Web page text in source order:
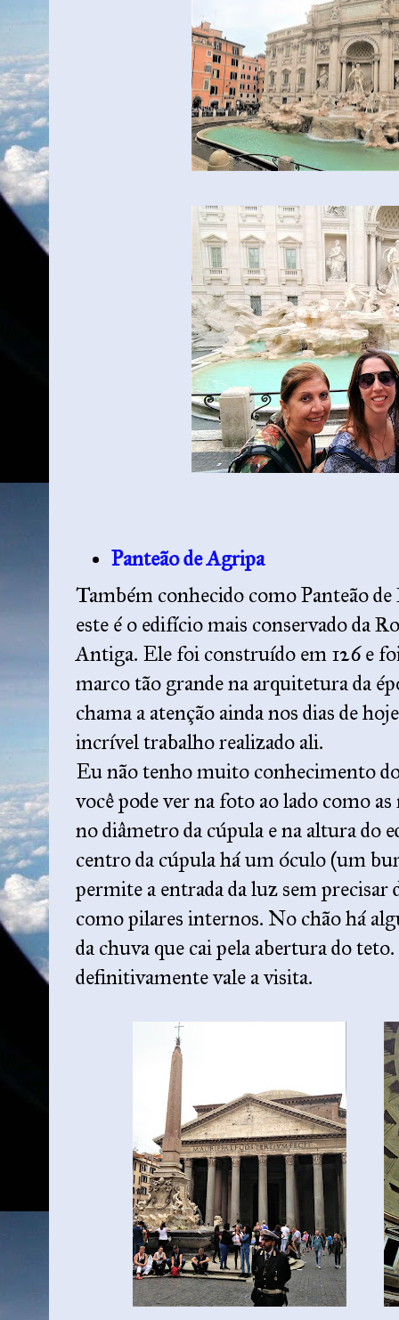
Panteão de Agripa
Também conhecido como Panteão de
este é o edifício mais conservado da
Antiga. Ele foi construído em 126 e
marco tão grande na arquitetura da
chama a atenção ainda nos dias de
incrível trabalho realizado ali.
Eu não tenho muito conhecimento
você pode ver na foto ao lado como
no diâmetro da cúpula e na altura do
centro da cúpula há um óculo (um
permite a entrada da luz sem
como pilares internos. No chão há
da chuva que cai pela abertura do
definitivamente vale a visita.